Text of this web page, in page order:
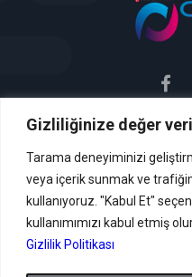
Gizliliğinize değer
Tarama deneyiminizi
veya içerik sunmak ve
kullanıyoruz. "Kabul Et"
kullanımımızı kabul etmiş
Gizlilik Politikası
Sitemiz uyar / kaldır
hizmetini vermektedir.
hukuka aykırı içerikleri
nedenle, web
benimsemiştir
Formu Veya (